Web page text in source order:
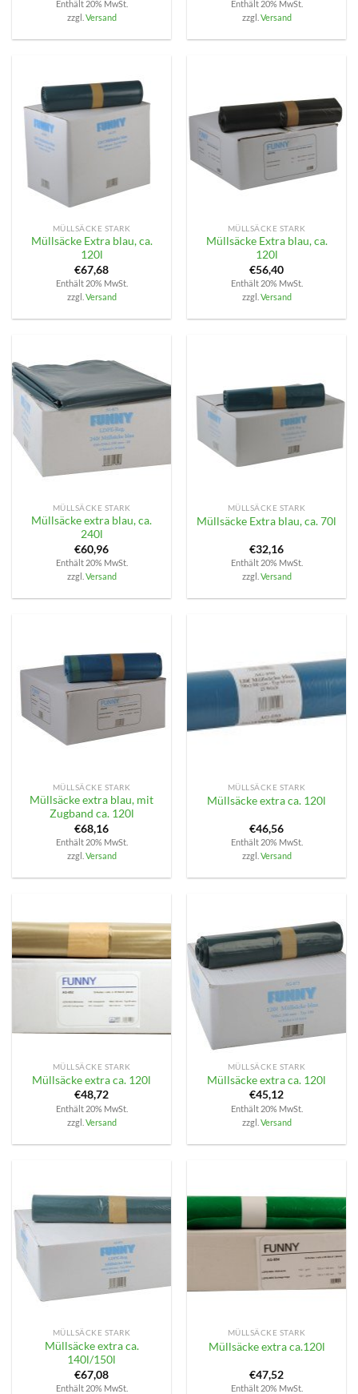
Enthält 20% MwSt.
zzgl. Versand
Enthält 20% MwSt.
zzgl. Versand
MÜLLSÄCKE STARK
Müllsäcke Extra blau, ca.
120l
€67,68
Enthält 20% MwSt.
zzgl. Versand
MÜLLSÄCKE STARK
Müllsäcke Extra blau, ca.
120l
€56,40
Enthält 20% MwSt.
zzgl. Versand
MÜLLSÄCKE STARK
Müllsäcke extra blau, ca.
240l
€60,96
Enthält 20% MwSt.
zzgl. Versand
MÜLLSÄCKE STARK
Müllsäcke Extra blau, ca. 70l
€32,16
Enthält 20% MwSt.
zzgl. Versand
MÜLLSÄCKE STARK
Müllsäcke extra blau, mit
Zugband ca. 120l
€68,16
Enthält 20% MwSt.
zzgl. Versand
MÜLLSÄCKE STARK
Müllsäcke extra ca. 120l
€46,56
Enthält 20% MwSt.
zzgl. Versand
MÜLLSÄCKE STARK
Müllsäcke extra ca. 120l
€48,72
Enthält 20% MwSt.
zzgl. Versand
MÜLLSÄCKE STARK
Müllsäcke extra ca. 120l
€45,12
Enthält 20% MwSt.
zzgl. Versand
MÜLLSÄCKE STARK
Müllsäcke extra ca.
140l/150l
€67,08
Enthält 20% MwSt.
MÜLLSÄCKE STARK
Müllsäcke extra ca.120l
€47,52
Enthält 20% MwSt.